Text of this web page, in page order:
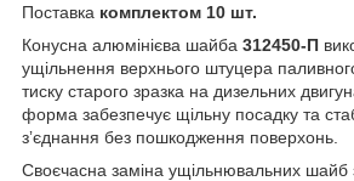
Поставка комплектом 10 шт.
Конусна алюмінієва шайба 312450-П
ущільнення верхнього штуцера
тиску старого зразка на дизельних
форма забезпечує щільну посадку та
зʼєднання без пошкодження поверхонь.
Своєчасна заміна ущільнювальних шайб